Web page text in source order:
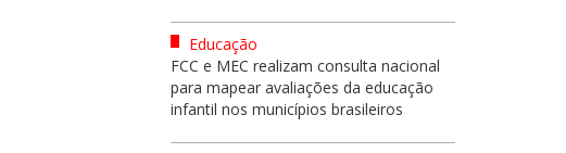
Educação
FCC e MEC realizam consulta nacional
para mapear avaliações da educação
infantil nos municípios brasileiros